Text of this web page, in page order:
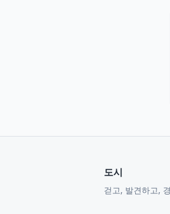
도시
걷고, 발견하고,